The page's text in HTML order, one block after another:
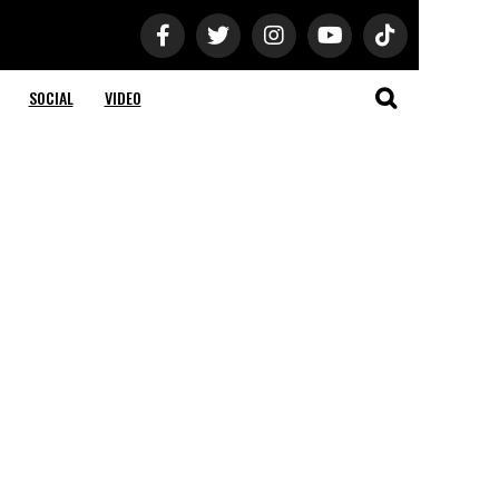
SOCIAL VIDEO